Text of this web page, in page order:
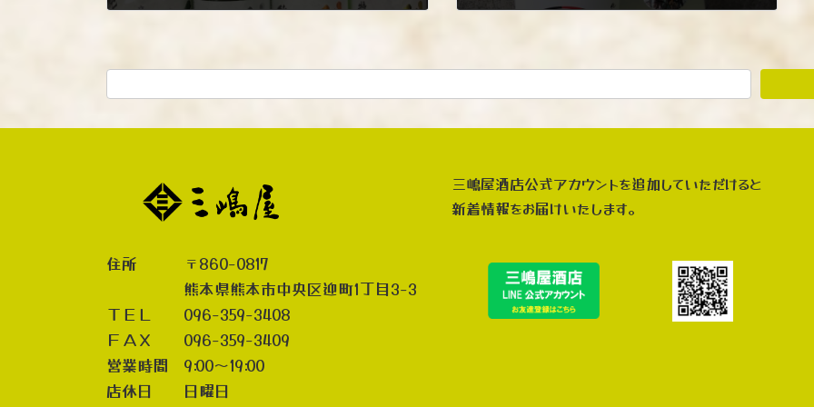
住所 〒860-0817
熊本県熊本市中央区迎町1丁目3-3
ＴＥＬ 096-359-3408
ＦＡＸ 096-359-3409
営業時間 9:00～19:00
店休日 日曜日
三嶋屋酒店公式アカウントを追加していただけると
新着情報をお届けいたします。